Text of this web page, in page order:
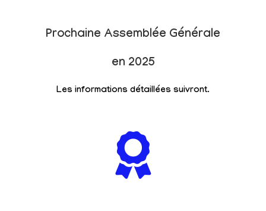
Prochaine Assemblée Générale
en 2025
Les informations détaillées suivront.